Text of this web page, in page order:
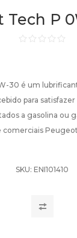
Tech P
30 é um
para
a gasolina ou
comerciais
SKU: ENI101410